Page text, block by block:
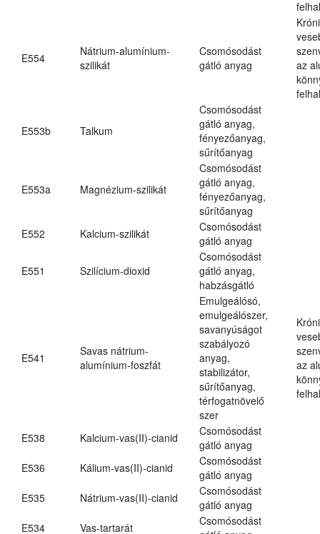
E554
Nátrium-alumínium-
szilikát
Csomósodást
gátló anyag
az
E553b Talkum
Csomósodást
gátló anyag,
fényezőanyag,
sűrítőanyag
E553a Magnézium-szilikát
Csomósodást
gátló anyag,
fényezőanyag,
sűrítőanyag
E552
Kalcium-szilikát
Csomósodást
gátló anyag
E551 Szilícium-dioxid
Csomósodást
gátló anyag,
habzásgátló
E541
Savas nátrium-
alumínium-foszfát
Emulgeálósó,
emulgeálószer,
savanyúságot
szabályozó
anyag,
stabilizátor,
sűrítőanyag,
térfogatnövelő
szer
az
E538 Kalcium-vas(II)-cianid
Csomósodást
gátló anyag
E536
Kálium-vas(II)-cianid
Csomósodást
gátló anyag
E535
Nátrium-vas(II)-cianid
Csomósodást
gátló anyag
E534
Vas-tartarát
Csomósodást